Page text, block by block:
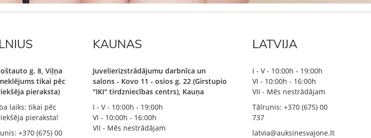
g. 8, Viļņa
tikai pēc
pieraksta)
laiks: tikai pēc
pieraksta!
+370 (675) 00
KAUNAS
Juvelierizstrādājumu darbnīca un
salons - Kovo 11 - osios g. 22 (Girstupio
"IKI" tirdzniecības centrs), Kauņa
I - V - 10:00h - 19:00h
VI - 10:00h - 16:00h
VII - Mēs nestrādājam
LATVIJA
I - V - 10:00h - 19:00h
VI - 10:00h - 16:00h
VII - Mēs nestrādājam
Tālrunis: +370 (675) 00
737
latvia@auksinesvajone.lt